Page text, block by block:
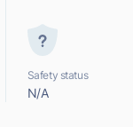
Safety status
N/A